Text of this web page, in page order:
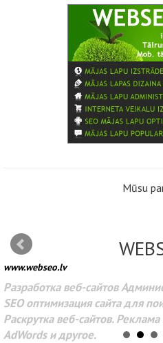
Mūsu
www.webseo.lv
Разработка веб-сайтов
SEO оптимизация сайта для
Раскрутка веб-сайтов.
AdWords и другое.